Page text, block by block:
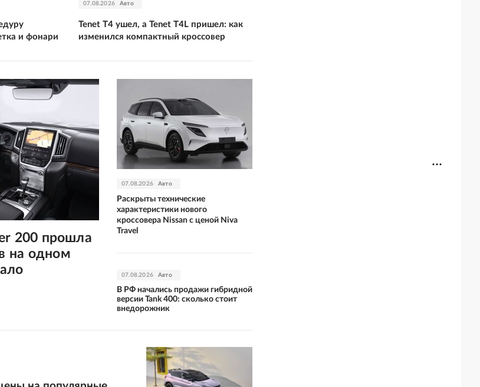
и фонари
07.08.2026 Авто
Tenet T4 ушел, а Tenet T4L пришел: как
изменился компактный кроссовер
200 прошла
на одном
07.08.2026 Авто
Раскрыты технические
характеристики нового
кроссовера Nissan с ценой Niva
Travel
07.08.2026 Авто
В РФ начались продажи гибридной
версии Tank 400: сколько стоит
внедорожник